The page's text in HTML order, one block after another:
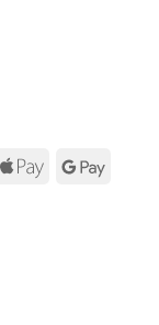
Apple
Google